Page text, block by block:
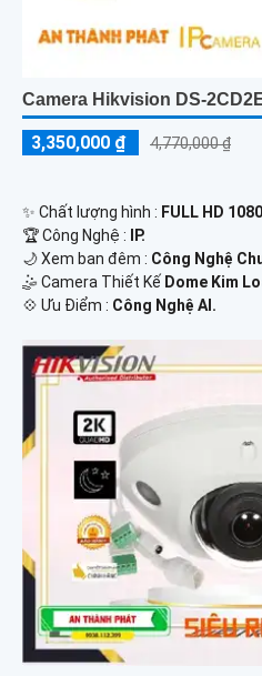
Camera Hikvision DS-
3,350,000 ₫ 4,770,000 ₫
✨ Chất lượng hình : FULL HD
🏆 Công Nghệ :
IP.
🌙 Xem ban đêm : Công Nghệ
🤹 Camera Thiết Kế Dome Kim
️💠 Ưu Điểm : Công Nghệ AI.